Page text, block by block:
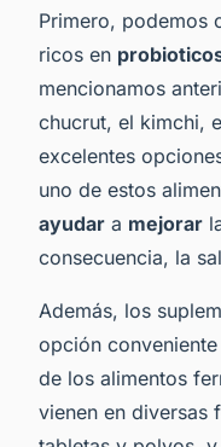
Primero, podemos
ricos en
mencionamos
chucrut, el kimchi,
excelentes
uno de estos
ayudar a mejorar
consecuencia, la
Además, los
opción
de los alimentos
vienen en diversas